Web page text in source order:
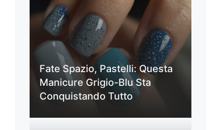
Fate Spazio, Pastelli: Questa
Manicure Grigio-Blu Sta
Conquistando Tutto